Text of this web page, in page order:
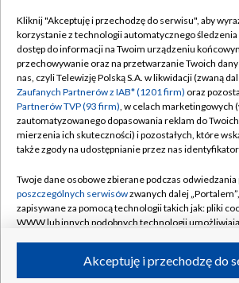
TVP
Abonament TVP
Emisja w TVP
Centrum informacji TVP
Naziemna Telewizja Cyfrowa
Rada Programowa
System NOS
Informacje o nadawcy
Program dla prasy
Regulamin TVP
Polityka
Moje zgody
Pomoc
Kontakt
Kanały
Kliknij "Akceptuję i przechodzę do serwisu", aby
korzystanie z technologii automatycznego śledzenia
dostęp do informacji na Twoim urządzeniu
przechowywanie oraz na przetwarzanie Twoich
nas, czyli Telewizję Polską S.A. w likwidacji (zwaną
Zaufanych Partnerów z IAB* (1201 firm) oraz
Partnerów TVP (93 firm), w celach marketingowych
zautomatyzowanego dopasowania reklam do
mierzenia ich skuteczności) i pozostałych, które
także zgody na udostępnianie przez nas
Twoje dane osobowe zbierane podczas odwiedzania
poszczególnych serwisówzwanych dalej
zapisywane za pomocą technologii takich jak: pliki
WWW lub innych podobnych technologii
ruchu w Internecie.Akceptuję i przechodzę do